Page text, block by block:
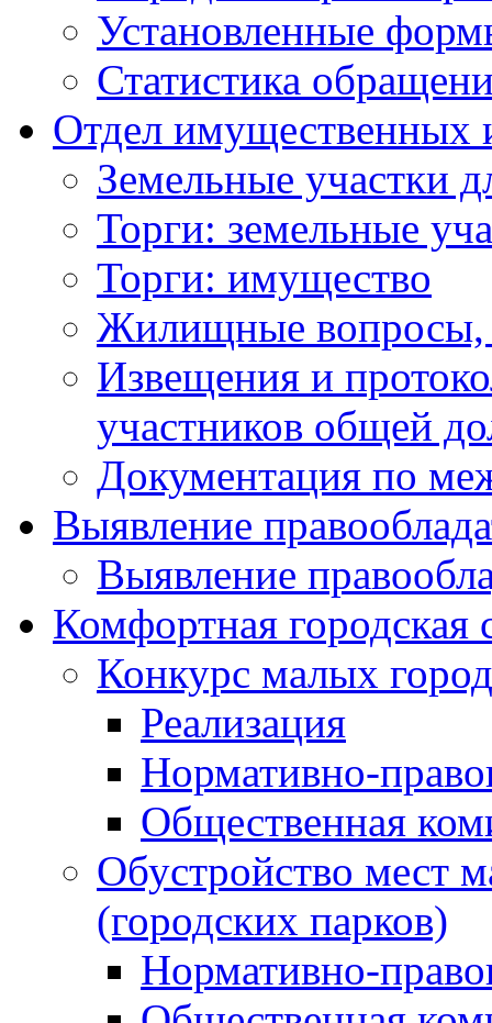
Установленные
Статистика
Отдел имущественных
Земельные участки
Торги: земельные
Торги: имущество
Жилищные вопросы,
Извещения и
участников общей
Документация по
Выявление
Выявление
Комфортная городская
Конкурс малых
Реализация
Нормативно-
Общественная
Обустройство мест
(городских парков)
Нормативно-